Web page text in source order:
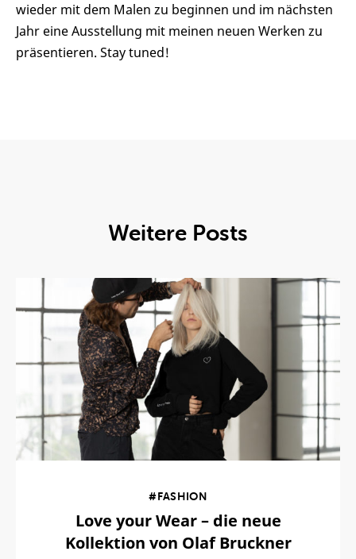
wieder mit dem Malen zu beginnen und im nächsten
Jahr eine Ausstellung mit meinen neuen Werken zu
präsentieren. Stay tuned!
Weitere Posts
#FASHION
Love your Wear – die neue
Kollektion von Olaf Bruckner